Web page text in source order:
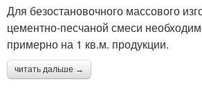
Для безостановочного массового
цементно-песчаной смеси
примерно на 1 кв.м. продукции.
читать дальше →